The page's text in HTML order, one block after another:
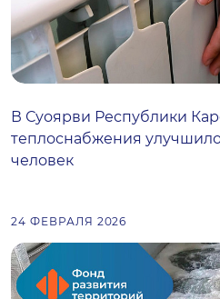
В Суоярви Республики
теплоснабжения
человек
24 ФЕВРАЛЯ 2026